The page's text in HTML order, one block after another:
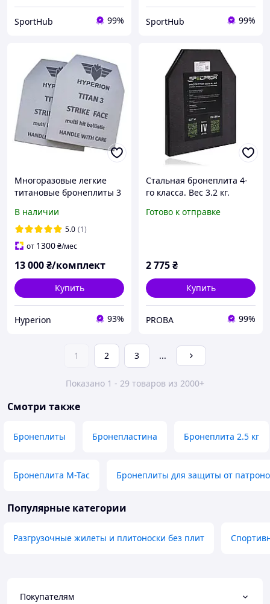
SportHub 99% SportHub 99%
Многоразовые легкие
титановые бронеплиты 3
выдерживают попадание
очередями
В наличии
5.0 (1)
от 1300₴/мес
13 000₴/комплект
Купить
Hyperion 93%
Стальная бронеплита 4-
го класса. Вес 3.2 кг.
Готово к отправке
2 775₴
Купить
PROBA 99%
1 2 3 ...
Показано 1 - 29 товаров из 2000+
Смотри также
Бронеплиты Бронепластина Бронеплита 2.5 кг
Бронеплита M-Tac Бронеплиты для защиты от
Популярные категории
Разгрузочные жилеты и плитоноски без плит
Покупателям